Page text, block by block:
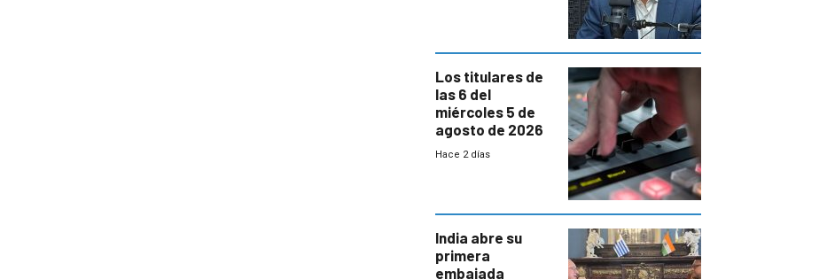
Los titulares de
las 6 del
miércoles 5 de
agosto de 2026
Hace 2 días
India abre su
primera
embajada